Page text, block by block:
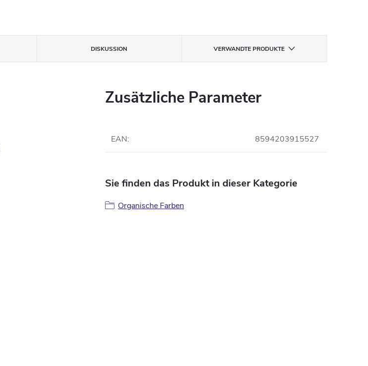
DISKUSSION VERWANDTE PRODUKTE
Zusätzliche Parameter
EAN: 8594203915527
Sie finden das Produkt in dieser Kategorie
Organische Farben